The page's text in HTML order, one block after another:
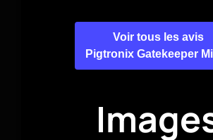
Voir tous les avis
Pigtronix Gatekeeper